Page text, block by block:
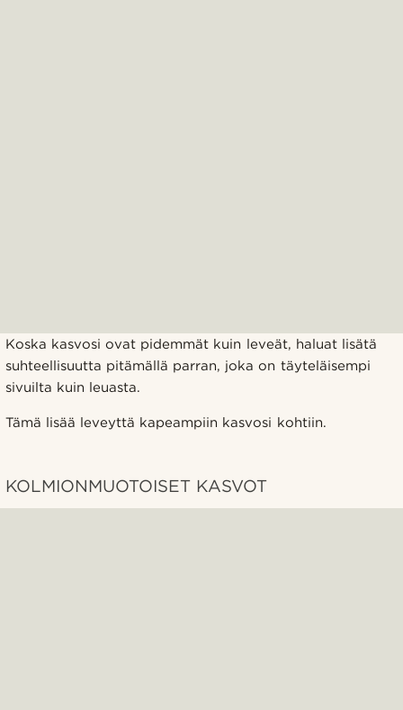
Koska kasvosi ovat pidemmät kuin leveät, haluat lisätä
suhteellisuutta pitämällä parran, joka on täyteläisempi
sivuilta kuin leuasta.
Tämä lisää leveyttä kapeampiin kasvosi kohtiin.
KOLMIONMUOTOISET KASVOT